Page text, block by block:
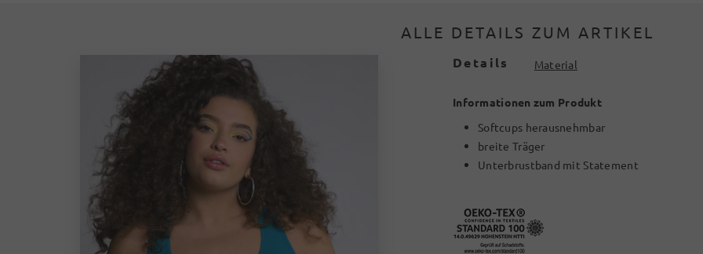
ALLE DETAILS ZUM ARTIKEL
Details Material
Informationen zum Produkt
Softcups herausnehmbar
breite Träger
Unterbrustband mit Statement